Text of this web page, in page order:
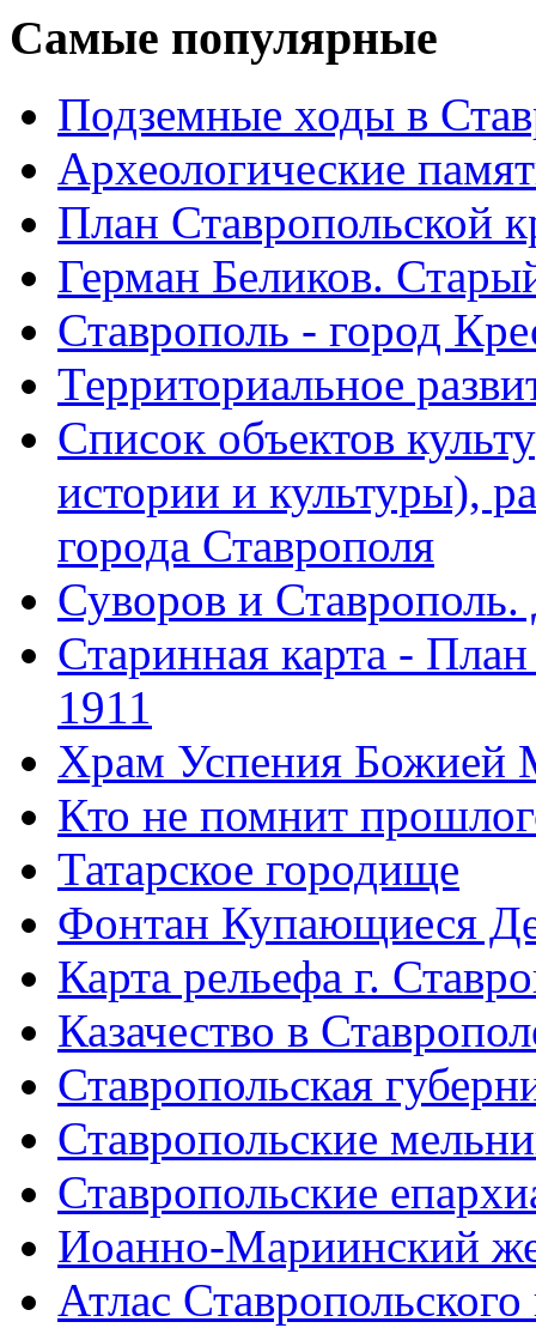
Самые популярные
Подземные ходы в
Археологические
План Ставропольской
Герман Беликов.
Ставрополь - город
Территориальное
Список объектов
истории и культуры),
города Ставрополя
Суворов и
Старинная карта -
1911
Храм Успения Божией
Кто не помнит
Татарское городище
Фонтан Купающиеся
Карта рельефа г.
Казачество в
Ставропольская
Ставропольские
Ставропольские
Иоанно-Мариинский
Атлас